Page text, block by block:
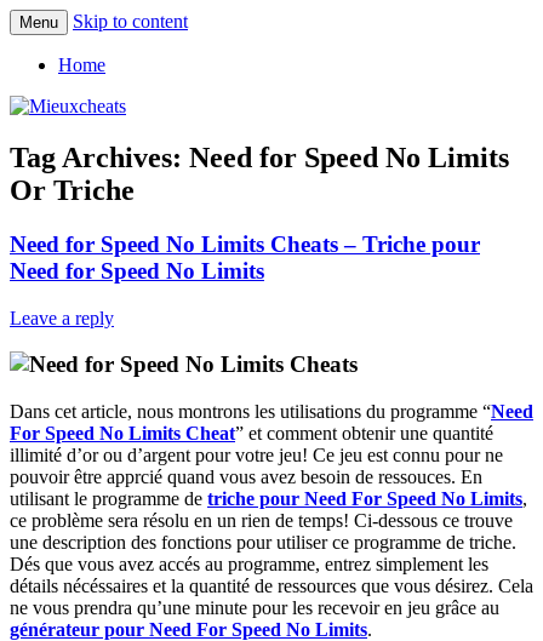
Mieuxcheats
Menu Skip to content
Home
Tag Archives: Need for Speed No Limits
Or Triche
Need for Speed No Limits Cheats – Triche pour
Need for Speed No Limits
Leave a reply
Dans cet article, nous montrons les utilisations du programme “Need
For Speed No Limits Cheat” et comment obtenir une quantité
illimité d’or ou d’argent pour votre jeu! Ce jeu est connu pour ne
pouvoir être apprcié quand vous avez besoin de ressouces. En
utilisant le programme de triche pour Need For Speed No Limits,
ce problème sera résolu en un rien de temps! Ci-dessous ce trouve
une description des fonctions pour utiliser ce programme de triche.
Dés que vous avez accés au programme, entrez simplement les
détails nécéssaires et la quantité de ressources que vous désirez. Cela
ne vous prendra qu’une minute pour les recevoir en jeu grâce au
générateur pour Need For Speed No Limits.